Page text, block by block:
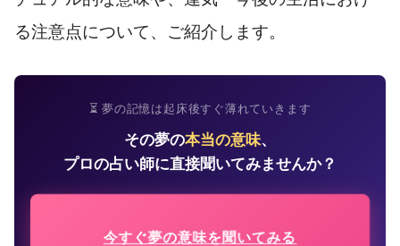
る注意点について、ご紹介します。
⏳ 夢の記憶は起床後すぐ薄れていきます
その夢の本当の意味、
プロの占い師に直接聞いてみませんか？
今すぐ夢の意味を聞いてみる